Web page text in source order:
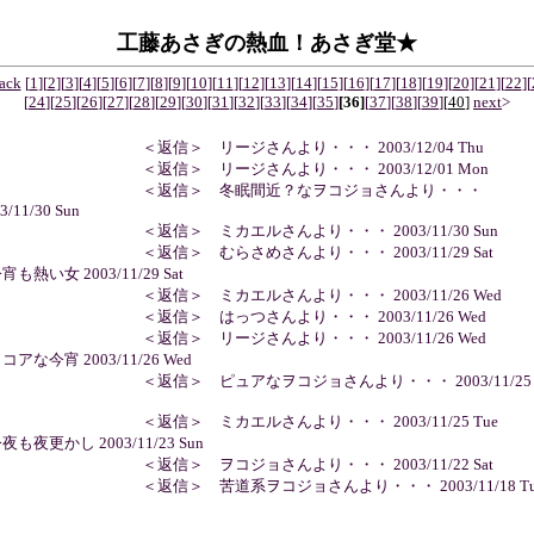
工藤あさぎの熱血！あさぎ堂★
[1][2][3][4][5][6][7][8][9][10][11][12][13][14][15][16][17][18][19][20][21][22][
[24][25][26][27][28][29][30][31][32][33][34][35][36][37][38][39][40] next>
返信＞ リージさんより・・・ 2003/12/04 Thu
返信＞ リージさんより・・・ 2003/12/01 Mon
返信＞ 冬眠間近？なヲコジョさんより・・・
11/30 Sun
返信＞ ミカエルさんより・・・ 2003/11/30 Sun
返信＞ むらさめさんより・・・ 2003/11/29 Sat
も熱い女 2003/11/29 Sat
返信＞ ミカエルさんより・・・ 2003/11/26 Wed
返信＞ はっつさんより・・・ 2003/11/26 Wed
返信＞ リージさんより・・・ 2003/11/26 Wed
アな今宵 2003/11/26 Wed
返信＞ ピュアなヲコジョさんより・・・ 2003/11/25
返信＞ ミカエルさんより・・・ 2003/11/25 Tue
も夜更かし 2003/11/23 Sun
返信＞ ヲコジョさんより・・・ 2003/11/22 Sat
返信＞ 苦道系ヲコジョさんより・・・ 2003/11/18